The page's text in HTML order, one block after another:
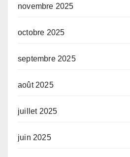
novembre 2025
octobre 2025
septembre 2025
août 2025
juillet 2025
juin 2025